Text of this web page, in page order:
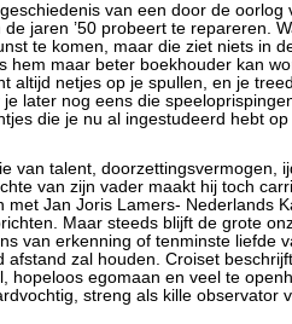
van een door de oorlog
jaren ’50 probeert te repareren.
te komen, maar die ziet niets in
hem maar beter boekhouder kan
altijd netjes op je spullen, en je
later nog eens die
die je nu al ingestudeerd hebt
van talent, doorzettingsvermogen,
van zijn vader maakt hij toch
met Jan Joris Lamers- Nederlands
Maar steeds blijft de grote
van erkenning of tenminste liefde
afstand zal houden. Croiset
hopeloos egomaan en veel te
streng als kille observator